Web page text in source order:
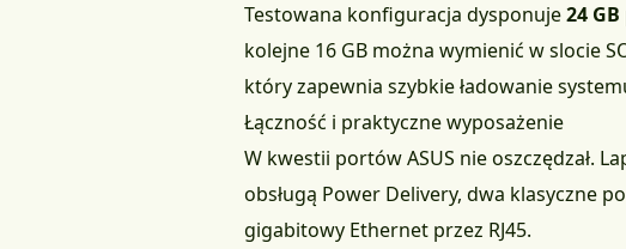
Testowana konfiguracja dysponuje24
kolejne 16 GB można wymienić w slocie
który zapewnia szybkie ładowanie
Łączność i praktyczne wyposażenie
W kwestii portów ASUS nie oszczędzał.
obsługą Power Delivery, dwa klasyczne
gigabitowy Ethernet przez RJ45.